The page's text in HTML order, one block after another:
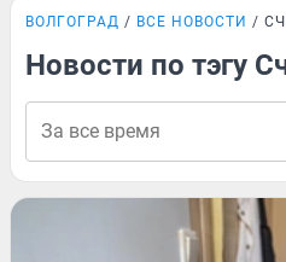
ВОЛГОГРАД ВСЕ НОВОСТИ
Новости по тэгу